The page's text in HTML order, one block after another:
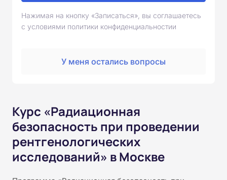
Нажимая на кнопку «Записаться», вы соглашаетесь
с условиями политики конфиденциальностии
У меня остались вопросы
Курс «Радиационная
безопасность при проведении
рентгенологических
исследований» в Москве